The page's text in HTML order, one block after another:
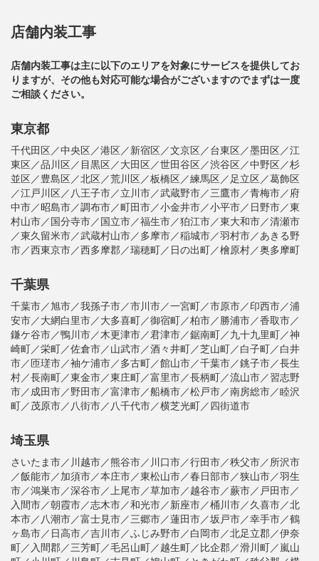
店舗内装工事
店舗内装工事は主に以下のエリアを対象にサービスを提供してお
りますが、その他も対応可能な場合がございますのでまずは一度
ご相談ください。
東京都
千代田区／中央区／港区／新宿区／文京区／台東区／墨田区／江
東区／品川区／目黒区／大田区／世田谷区／渋谷区／中野区／杉
並区／豊島区／北区／荒川区／板橋区／練馬区／足立区／葛飾区
／江戸川区／八王子市／立川市／武蔵野市／三鷹市／青梅市／府
中市／昭島市／調布市／町田市／小金井市／小平市／日野市／東
村山市／国分寺市／国立市／福生市／狛江市／東大和市／清瀬市
／東久留米市／武蔵村山市／多摩市／稲城市／羽村市／あきる野
市／西東京市／西多摩郡／瑞穂町／日の出町／檜原村／奥多摩町
千葉県
千葉市／旭市／我孫子市／市川市／一宮町／市原市／印西市／浦
安市／大網白里市／大多喜町／御宿町／柏市／勝浦市／香取市／
鎌ケ谷市／鴨川市／木更津市／君津市／鋸南町／九十九里町／神
崎町／栄町／佐倉市／山武市／酒々井町／芝山町／白子町／白井
市／匝瑳市／袖ケ浦市／多古町／館山市／千葉市／銚子市／長生
村／長南町／東金市／東庄町／富里市／長柄町／流山市／習志野
市／成田市／野田市／富津市／船橋市／松戸市／南房総市／睦沢
町／茂原市／八街市／八千代市／横芝光町／四街道市
埼玉県
さいたま市／川越市／熊谷市／川口市／行田市／秩父市／所沢市
／飯能市／加須市／本庄市／東松山市／春日部市／狭山市／羽生
市／鴻巣市／深谷市／上尾市／草加市／越谷市／蕨市／戸田市／
入間市／朝霞市／志木市／和光市／新座市／桶川市／久喜市／北
本市／八潮市／富士見市／三郷市／蓮田市／坂戸市／幸手市／鶴
ヶ島市／日高市／吉川市／ふじみ野市／白岡市／北足立郡／伊奈
町／入間郡／三芳町／毛呂山町／越生町／比企郡／滑川町／嵐山